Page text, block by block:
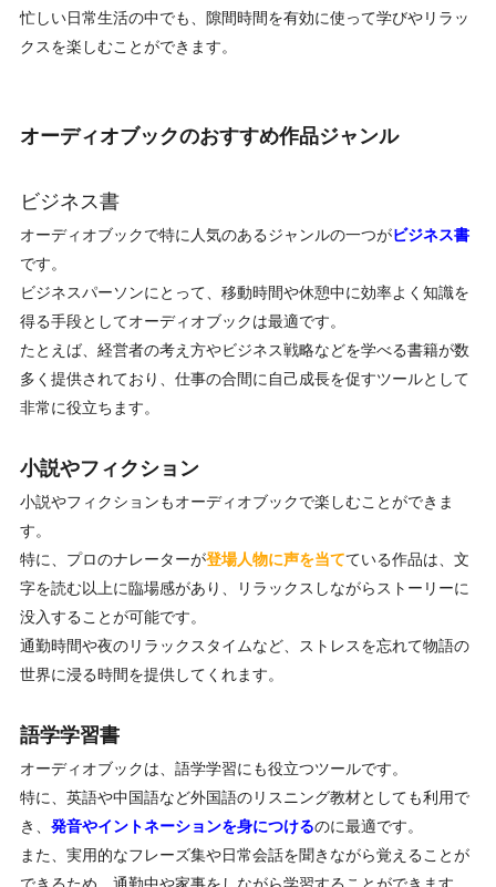
忙しい日常生活の中でも、隙間時間を有効に使って学びやリラッ
クスを楽しむことができます。
オーディオブックのおすすめ作品ジャンル
ビジネス書
オーディオブックで特に人気のあるジャンルの一つがビジネス書
です。
ビジネスパーソンにとって、移動時間や休憩中に効率よく知識を
得る手段としてオーディオブックは最適です。
たとえば、経営者の考え方やビジネス戦略などを学べる書籍が数
多く提供されており、仕事の合間に自己成長を促すツールとして
非常に役立ちます。
小説やフィクション
小説やフィクションもオーディオブックで楽しむことができま
す。
特に、プロのナレーターが登場人物に声を当てている作品は、文
字を読む以上に臨場感があり、リラックスしながらストーリーに
没入することが可能です。
通勤時間や夜のリラックスタイムなど、ストレスを忘れて物語の
世界に浸る時間を提供してくれます。
語学学習書
オーディオブックは、語学学習にも役立つツールです。
特に、英語や中国語など外国語のリスニング教材としても利用で
き、 発音やイントネーションを身につけるのに最適です。
また、実用的なフレーズ集や日常会話を聞きながら覚えることが
できるため、通勤中や家事をしながら学習することができます。